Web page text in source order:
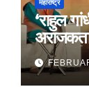
महाराष्ट्र
‘राहुल